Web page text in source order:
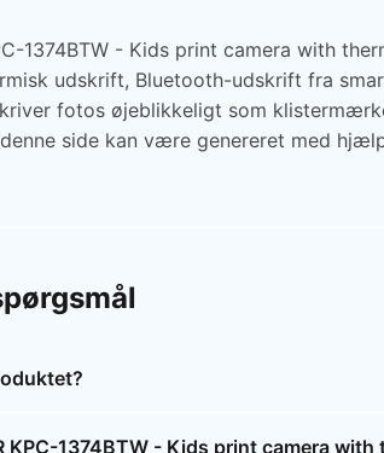
1374BTW - Kids print camera with
udskrift, Bluetooth-udskrift fra
fotos øjeblikkeligt som
side kan være genereret med
KPC-1374BTW - Kids print camera